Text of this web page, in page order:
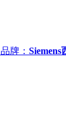
品牌： Siemens